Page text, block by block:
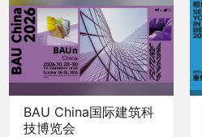
BAU China国际建筑科
技博览会